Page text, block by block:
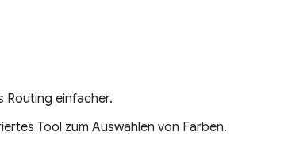
Routing einfacher.
Tool zum Auswählen von Farben.